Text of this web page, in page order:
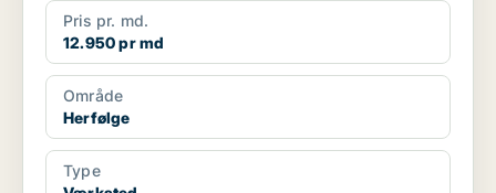
Pris pr. md.
12.950 pr md
Område
Herfølge
Type